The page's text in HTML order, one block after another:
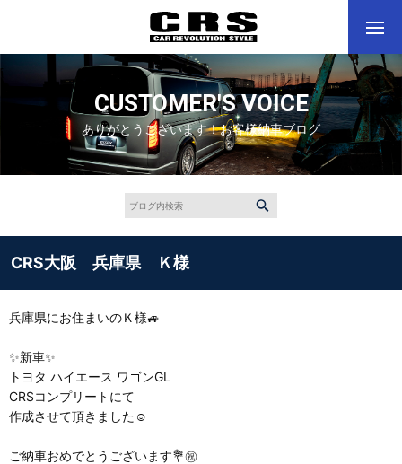
CUSTOMER'S VOICE
ありがとうございます！お客様納車ブログ
CRS大阪 兵庫県 Ｋ様
兵庫県にお住まいのＫ様🚙
✨新車✨
トヨタ ハイエース ワゴンGL
CRSコンプリートにて
作成させて頂きました☺️
ご納車おめでとうございます💐㊗️